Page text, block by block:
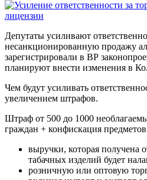
Депутаты усиливают
несанкционированную продажу
зарегистрировали в ВР
планируют внести изменения в
Чем будут усиливать
увеличением штрафов.
Штраф от 500 до 1000
граждан + конфискация
выручки, которая получена
табачных изделий будет
розничную или оптовую